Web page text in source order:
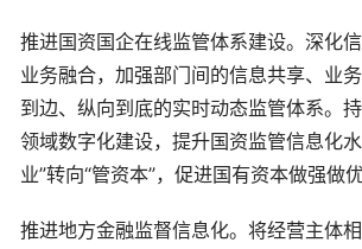
推进国资国企在线监管体系建设。深化
业务融合，加强部门间的信息共享、业
到边、纵向到底的实时动态监管体系。
领域数字化建设，提升国资监管信息化
业”转向“管资本”，促进国有资本做强做优
推进地方金融监督信息化。将经营主体